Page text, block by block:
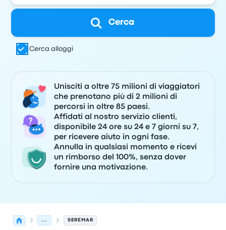
Cerca
Cerca alloggi
Unisciti a oltre 75 milioni di viaggiatori
che prenotano più di 2 milioni di
percorsi in oltre 85 paesi.
Affidati al nostro servizio clienti,
disponibile 24 ore su 24 e 7 giorni su 7,
per ricevere aiuto in ogni fase.
Annulla in qualsiasi momento e ricevi
un rimborso del 100%, senza dover
fornire una motivazione.
... SEREMAR